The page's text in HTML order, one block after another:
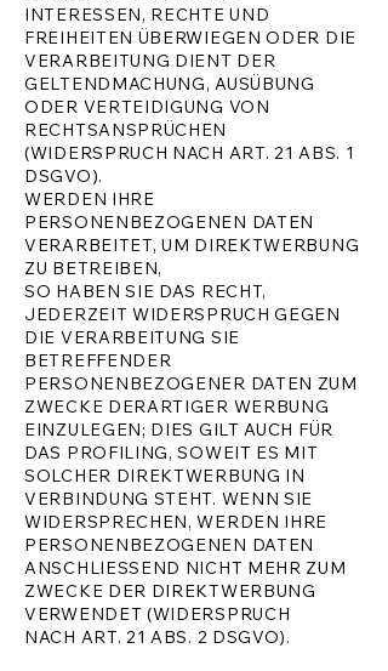
INTERESSEN, RECHTE UND
FREIHEITEN ÜBERWIEGEN ODER DIE
VERARBEITUNG DIENT DER
GELTENDMACHUNG, AUSÜBUNG
ODER VERTEIDIGUNG VON
RECHTSANSPRÜCHEN
(WIDERSPRUCH NACH ART. 21 ABS. 1
DSGVO).
WERDEN IHRE
PERSONENBEZOGENEN DATEN
VERARBEITET, UM DIREKTWERBUNG
ZU BETREIBEN,
SO HABEN SIE DAS RECHT,
JEDERZEIT WIDERSPRUCH GEGEN
DIE VERARBEITUNG SIE
BETREFFENDER
PERSONENBEZOGENER DATEN ZUM
ZWECKE DERARTIGER WERBUNG
EINZULEGEN; DIES GILT AUCH FÜR
DAS PROFILING, SOWEIT ES MIT
SOLCHER DIREKTWERBUNG IN
VERBINDUNG STEHT. WENN SIE
WIDERSPRECHEN, WERDEN IHRE
PERSONENBEZOGENEN DATEN
ANSCHLIESSEND NICHT MEHR ZUM
ZWECKE DER DIREKTWERBUNG
VERWENDET (WIDERSPRUCH
NACH ART. 21 ABS. 2 DSGVO).